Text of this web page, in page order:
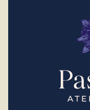
Dans le respect du
remplacée pour assurer la